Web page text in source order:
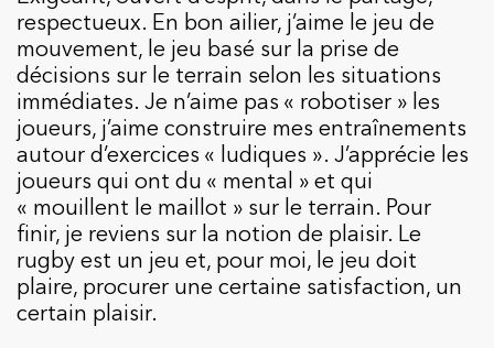
respectueux. En bon ailier, j’aime le jeu de
mouvement, le jeu basé sur la prise de
décisions sur le terrain selon les situations
immédiates. Je n’aime pas « robotiser » les
joueurs, j’aime construire mes entraînements
autour d’exercices « ludiques ». J’apprécie les
joueurs qui ont du « mental » et qui
« mouillent le maillot » sur le terrain. Pour
finir, je reviens sur la notion de plaisir. Le
rugby est un jeu et, pour moi, le jeu doit
plaire, procurer une certaine satisfaction, un
certain plaisir.